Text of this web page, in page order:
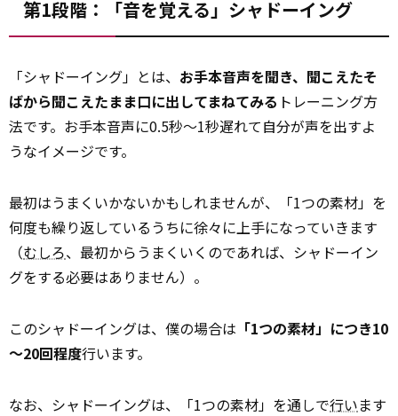
第1段階：「音を覚える」シャドーイング
「シャドーイング」とは、 お手本音声を聞き、聞こえたそ
ばから聞こえたまま口に出してまねてみる トレーニング方
法です。お手本音声に0.5秒～1秒遅れて自分が声を出すよ
うなイメージです。
最初はうまくいかないかもしれませんが、「1つの素材」を
何度も繰り返しているうちに徐々に上手になっていきます
（むしろ、最初からうまくいくのであれば、シャドーイン
グをする必要はありません）。
このシャドーイングは、僕の場合は 「1つの素材」につき10
～20回程度行います。
なお、シャドーイングは、「1つの素材」を通しで行います